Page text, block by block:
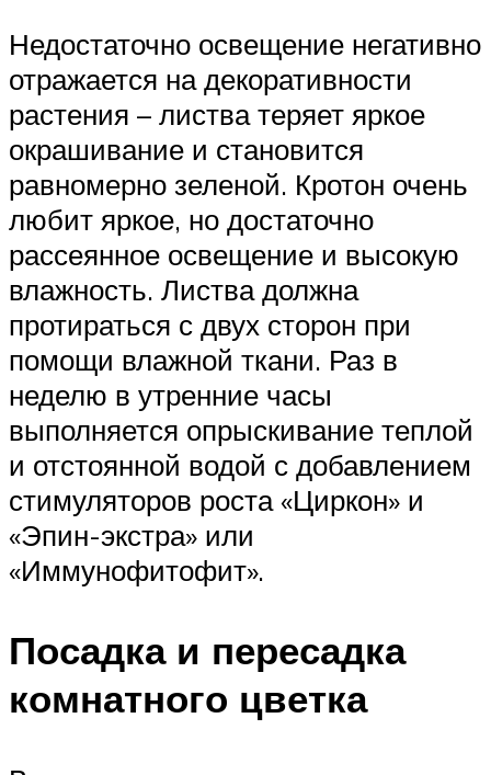
Недостаточно освещение негативно
отражается на декоративности
растения – листва теряет яркое
окрашивание и становится
равномерно зеленой. Кротон очень
любит яркое, но достаточно
рассеянное освещение и высокую
влажность. Листва должна
протираться с двух сторон при
помощи влажной ткани. Раз в
неделю в утренние часы
выполняется опрыскивание теплой
и отстоянной водой с добавлением
стимуляторов роста «Циркон» и
«Эпин-экстра» или
«Иммунофитофит».
Посадка и пересадка
комнатного цветка